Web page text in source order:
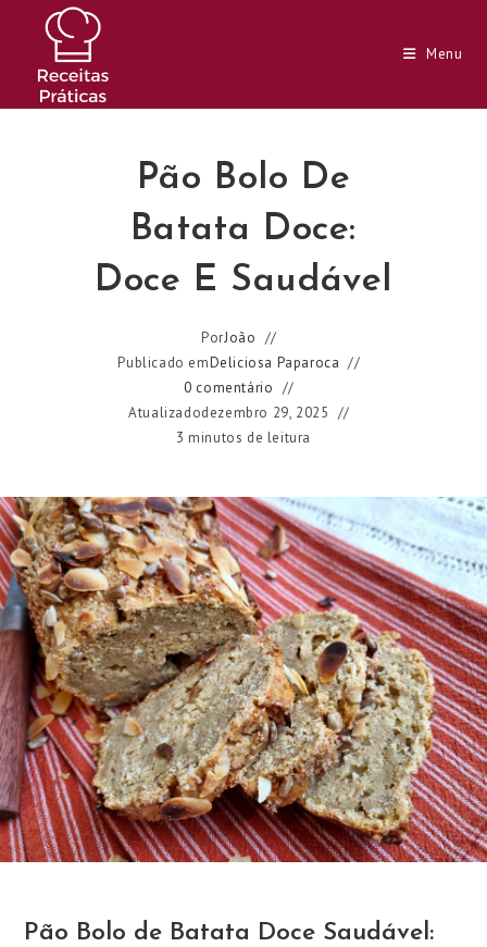
conteúdo
Menu
Pão Bolo De
Batata Doce:
Doce E Saudável
PorJoão
Publicado emDeliciosa Paparoca
0 comentário
Atualizadodezembro 29, 2025
3 minutos de leitura
Pão Bolo de Batata Doce Saudável: